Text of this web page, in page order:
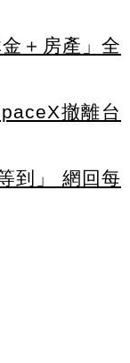
＋房產」全
撤離台
到」 網回每